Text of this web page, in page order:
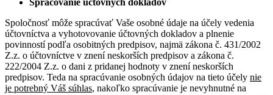
Spoločnosť môže spracúvať Vaše osobné údaje na účely vedenia
účtovníctva a vyhotovovanie účtovných dokladov a plnenie
povinností podľa osobitných predpisov, najmä zákona č. 431/2002
Z.z. o účtovníctve v znení neskorších predpisov a zákona č.
222/2004 Z.z. o dani z pridanej hodnoty v znení neskorších
predpisov. Teda na spracúvanie osobných údajov na tieto účely nie
je potrebný Váš súhlas, nakoľko spracúvanie je nevyhnutné na